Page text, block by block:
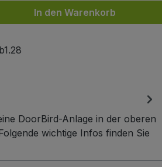
den gewünschten
In den Warenkorb
DoorBird-Anlage in der oberen
wichtige Infos finden Sie